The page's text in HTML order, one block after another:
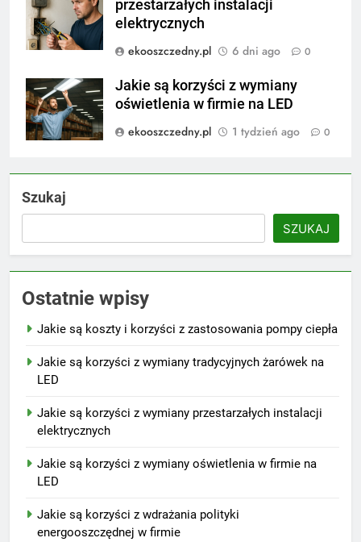
przestarzałych instalacji
elektrycznych
ekooszczedny.pl
6 dni ago 0
Jakie są korzyści z wymiany
oświetlenia w firmie na LED
ekooszczedny.pl
1 tydzień ago 0
Szukaj
SZUKAJ
Ostatnie wpisy
Jakie są koszty i korzyści z zastosowania pompy ciepła
Jakie są korzyści z wymiany tradycyjnych żarówek na
LED
Jakie są korzyści z wymiany przestarzałych instalacji
elektrycznych
Jakie są korzyści z wymiany oświetlenia w firmie na
LED
Jakie są korzyści z wdrażania polityki
energooszczędnej w firmie